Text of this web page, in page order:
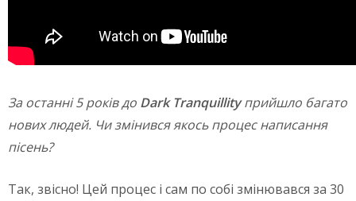
За останні 5 років до DarkTranquillityприйшло багато
нових людей. Чи змінився якось процес написання
пісень?
Так, звісно! Цей процес і сам по собі змінювався за 30